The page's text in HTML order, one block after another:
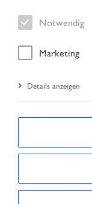
Startseite Team
Notwendig
Marketing
Details anzeigen